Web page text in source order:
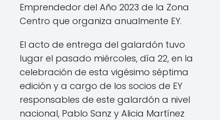
Emprendedor del Año 2023 de la Zona
Centro que organiza anualmente EY.
El acto de entrega del galardón tuvo
lugar el pasado miércoles, día 22, en la
celebración de esta vigésimo séptima
edición y a cargo de los socios de EY
responsables de este galardón a nivel
nacional, Pablo Sanz y Alicia Martínez